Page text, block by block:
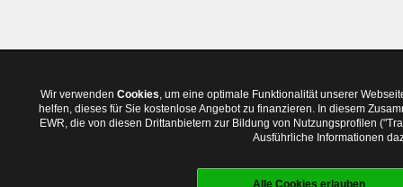
Wir verwenden Cookies, um eine optimale Funktionalität unserer
helfen, dieses für Sie kostenlose Angebot zu finanzieren. In diesem
EWR, die von diesen Drittanbietern zur Bildung von Nutzungsprofilen
Ausführliche Informationen
Alle Cookies erlauben